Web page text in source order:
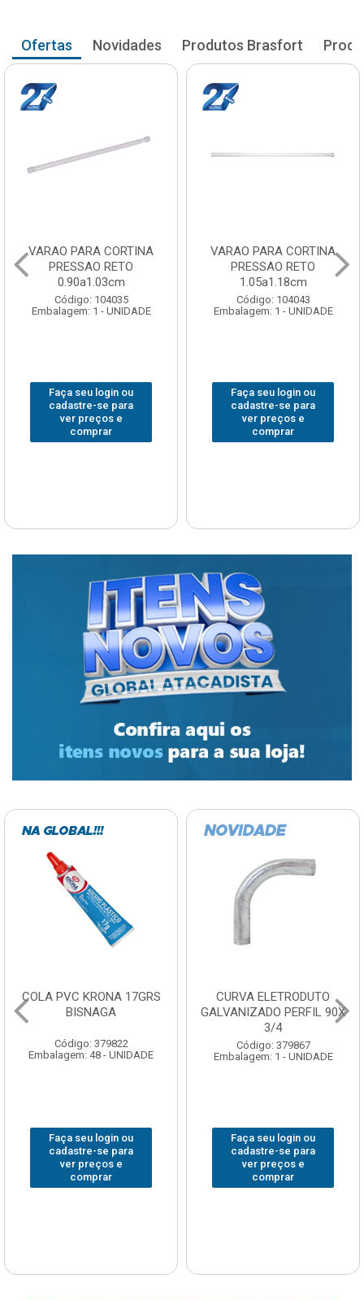
Ofertas Novidades Produtos Brasfort
VARAO PARA CORTINA
PRESSAO RETO
0.90a1.03cm
Código: 104035
Embalagem: 1 - UNIDADE
Faça seu login ou
cadastre-se para
ver preços e
comprar
VARAO PARA CORTINA
PRESSAO RETO
1.05a1.18cm
Código: 104043
Embalagem: 1 - UNIDADE
Faça seu login ou
cadastre-se para
ver preços e
comprar
COLA PVC KRONA 17GRS
BISNAGA
Código: 379822
Embalagem: 48 - UNIDADE
Faça seu login ou
cadastre-se para
ver preços e
comprar
CURVA ELETRODUTO
GALVANIZADO PERFIL 90X
3/4
Código: 379867
Embalagem: 1 - UNIDADE
Faça seu login ou
cadastre-se para
ver preços e
comprar